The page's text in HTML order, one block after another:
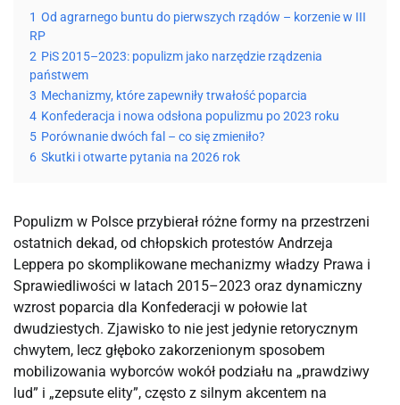
1 Od agrarnego buntu do pierwszych rządów – korzenie w III
RP
2 PiS 2015–2023: populizm jako narzędzie rządzenia
państwem
3 Mechanizmy, które zapewniły trwałość poparcia
4 Konfederacja i nowa odsłona populizmu po 2023 roku
5 Porównanie dwóch fal – co się zmieniło?
6 Skutki i otwarte pytania na 2026 rok
Populizm w Polsce przybierał różne formy na przestrzeni
ostatnich dekad, od chłopskich protestów Andrzeja
Leppera po skomplikowane mechanizmy władzy Prawa i
Sprawiedliwości w latach 2015–2023 oraz dynamiczny
wzrost poparcia dla Konfederacji w połowie lat
dwudziestych. Zjawisko to nie jest jedynie retorycznym
chwytem, lecz głęboko zakorzenionym sposobem
mobilizowania wyborców wokół podziału na „prawdziwy
lud” i „zepsute elity”, często z silnym akcentem na